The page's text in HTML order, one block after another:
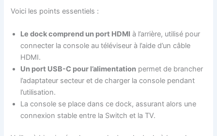
Voici les points essentiels :
Le dock comprend un port HDMI à l’arrière, utilisé pour
connecter la console au téléviseur à l’aide d’un câble
HDMI.
Un port USB-C pour l’alimentation permet de brancher
l’adaptateur secteur et de charger la console pendant
l’utilisation.
La console se place dans ce dock, assurant alors une
connexion stable entre la Switch et la TV.